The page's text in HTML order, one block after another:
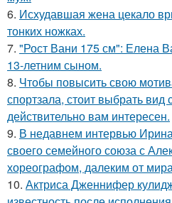
6. Исхудавшая жена цекало
тонких ножках.
7. "Рост Вани 175 см": Елена
13-летним сыном.
8. Чтобы повысить свою
спортзала, стоит выбрать вид
действительно вам интересен.
9. В недавнем интервью
своего семейного союза с
хореографом, далеким от
10. Актриса Дженнифер